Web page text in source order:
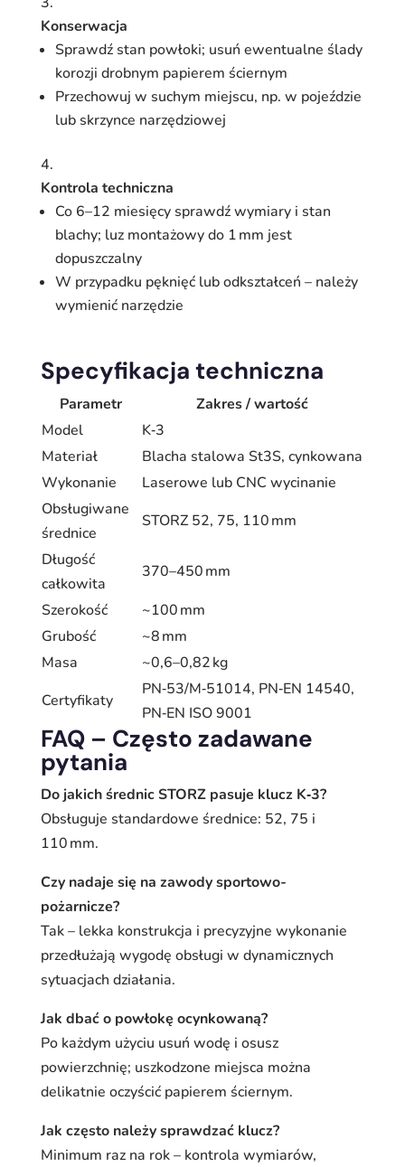
Konserwacja
Sprawdź stan powłoki; usuń ewentualne ślady
korozji drobnym papierem ściernym
Przechowuj w suchym miejscu, np. w pojeździe
lub skrzynce narzędziowej
Kontrola techniczna
Co 6–12 miesięcy sprawdź wymiary i stan
blachy; luz montażowy do 1 mm jest
dopuszczalny
W przypadku pęknięć lub odkształceń – należy
wymienić narzędzie
Specyfikacja techniczna
Parametr
Zakres / wartość
Model
K‑3
Materiał
Blacha stalowa St3S, cynkowana
Wykonanie
Laserowe lub CNC wycinanie
Obsługiwane
średnice
STORZ 52, 75, 110 mm
Długość
całkowita
370–450 mm
Szerokość
~100 mm
Grubość
~8 mm
Masa
~0,6–0,82 kg
Certyfikaty
PN‑53/M‑51014, PN‑EN 14540,
PN‑EN ISO 9001
FAQ – Często zadawane
pytania
Do jakich średnic STORZ pasuje klucz K‑3?
Obsługuje standardowe średnice: 52, 75 i
110 mm.
Czy nadaje się na zawody sportowo-
pożarnicze?
Tak – lekka konstrukcja i precyzyjne wykonanie
przedłużają wygodę obsługi w dynamicznych
sytuacjach działania.
Jak dbać o powłokę ocynkowaną?
Po każdym użyciu usuń wodę i osusz
powierzchnię; uszkodzone miejsca można
delikatnie oczyścić papierem ściernym.
Jak często należy sprawdzać klucz?
Minimum raz na rok – kontrola wymiarów,